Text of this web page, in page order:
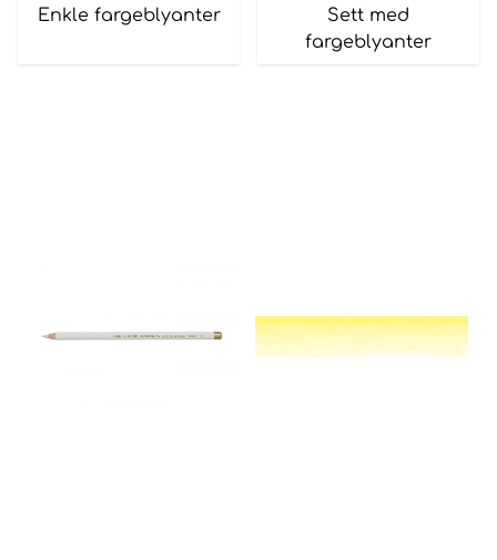
Enkle fargeblyanter
Sett med
fargeblyanter